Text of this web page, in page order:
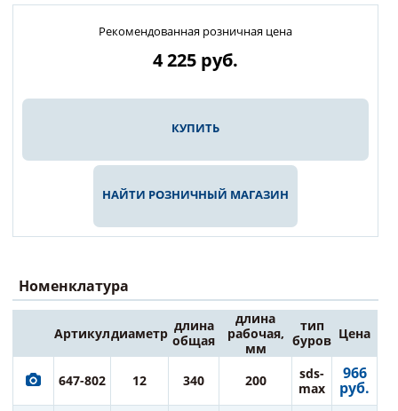
Рекомендованная розничная цена
4 225 руб.
КУПИТЬ
НАЙТИ РОЗНИЧНЫЙ МАГАЗИН
Номенклатура
Артикулдиаметр длина
общая
длина
рабочая,
мм
тип
буров Цена
647-802 12 340 200
sds-
max
966
руб.